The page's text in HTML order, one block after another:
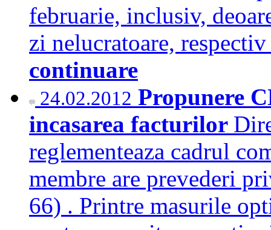
februarie, inclusiv,
zi nelucratoare,
continuare
24.02.2012 Propunere
incasarea facturilor
reglementeaza cadrul
membre are prevederi
66) . Printre masurile